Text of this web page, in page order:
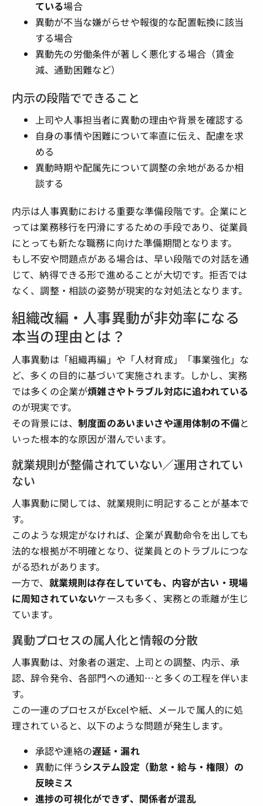
ている場合
異動が不当な嫌がらせや報復的な配置転換に該当
する場合
異動先の労働条件が著しく悪化する場合（賃金
減、通勤困難など）
内示の段階でできること
上司や人事担当者に異動の理由や背景を確認する
自身の事情や困難について率直に伝え、配慮を求
める
異動時期や配属先について調整の余地があるか相
談する
内示は人事異動における重要な準備段階です。企業にと
っては業務移行を円滑にするための手段であり、従業員
にとっても新たな職務に向けた準備期間となります。
もし不安や問題点がある場合は、早い段階での対話を通
じて、納得できる形で進めることが大切です。拒否では
なく、調整・相談の姿勢が現実的な対処法となります。
組織改編・人事異動が非効率になる
本当の理由とは？
人事異動は「組織再編」や「人材育成」「事業強化」な
ど、多くの目的に基づいて実施されます。しかし、実務
では多くの企業が煩雑さやトラブル対応に追われている
のが現実です。
その背景には、制度面のあいまいさや運用体制の不備と
いった根本的な原因が潜んでいます。
就業規則が整備されていない／運用されてい
ない
人事異動に関しては、就業規則に明記することが基本で
す。
このような規定がなければ、企業が異動命令を出しても
法的な根拠が不明確となり、従業員とのトラブルにつな
がる恐れがあります。
一方で、 就業規則は存在していても、内容が古い・現場
に周知されていないケースも多く、実務との乖離が生じ
ています。
異動プロセスの属人化と情報の分散
人事異動は、対象者の選定、上司との調整、内示、承
認、辞令発令、各部門への通知…と多くの工程を伴いま
す。
この一連のプロセスがExcelや紙、メールで属人的に処
理されていると、以下のような問題が発生します。
承認や連絡の遅延・漏れ
異動に伴うシステム設定（勤怠・給与・権限）の
反映ミス
進捗の可視化ができず、関係者が混乱